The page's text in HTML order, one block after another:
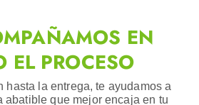
EN
EL PROCESO
hasta la entrega, te ayudamos a
abatible que mejor encaja en tu